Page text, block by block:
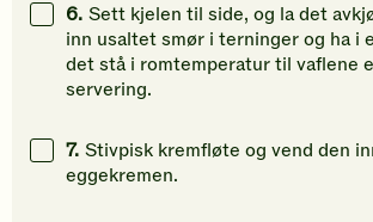
6. Sett kjelen til side, og la det
inn usaltet smør i terninger og ha i
det stå i romtemperatur til vaflene
servering.
7. Stivpisk kremfløte og vend den
eggekremen.